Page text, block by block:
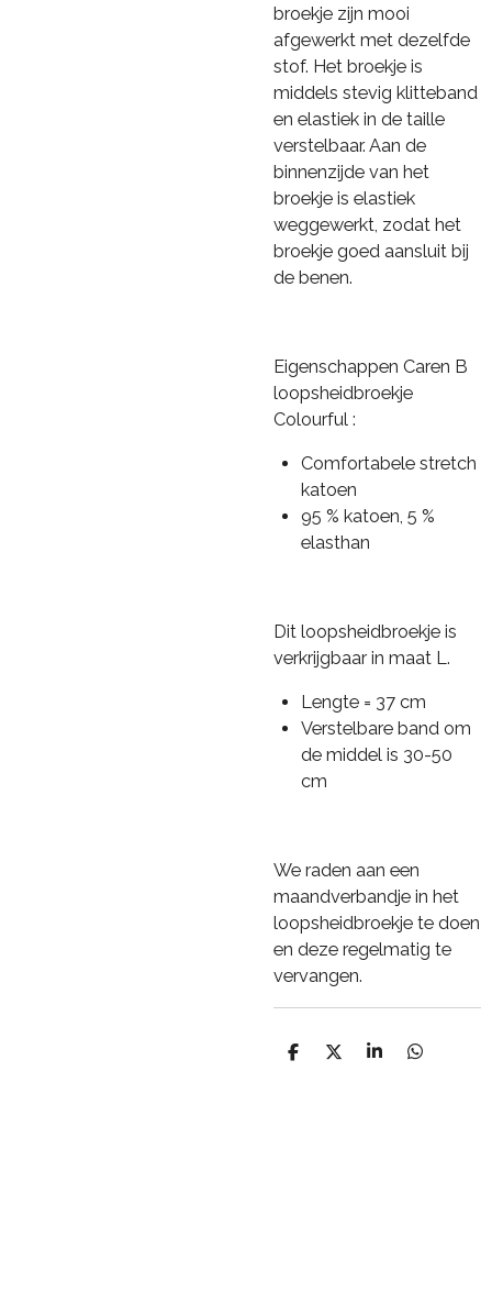
broekje zijn mooi
afgewerkt met dezelfde
stof. Het broekje is
middels stevig klitteband
en elastiek in de taille
verstelbaar. Aan de
binnenzijde van het
broekje is elastiek
weggewerkt, zodat het
broekje goed aansluit bij
de benen.
Eigenschappen Caren B
loopsheidbroekje
Colourful :
Comfortabele stretch
katoen
95 % katoen, 5 %
elasthan
Dit loopsheidbroekje is
verkrijgbaar in maat L.
Lengte = 37 cm
Verstelbare band om
de middel is 30-50
cm
We raden aan een
maandverbandje in het
loopsheidbroekje te doen
en deze regelmatig te
vervangen.
D
D
S
D